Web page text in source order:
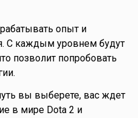
опыт и
С каждым уровнем будут
позволит попробовать
вы выберете, вас ждет
в мире Dota 2 и